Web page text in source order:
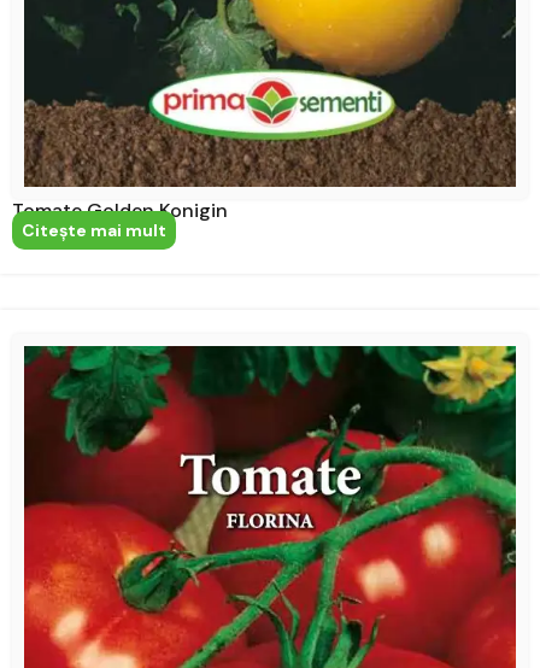
Tomate Golden Konigin
Citeşte mai mult